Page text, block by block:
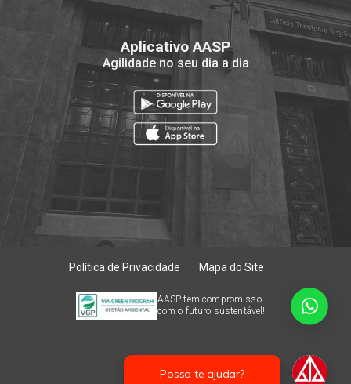
Aplicativo AASP
Agilidade no seu dia a dia
Política de Privacidade Mapa do Site
AASP tem compromisso
com o futuro sustentável!